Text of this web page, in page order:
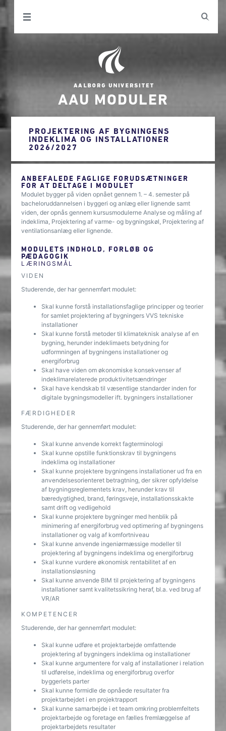
AAU MODULER
PROJEKTERING AF BYGNINGENS
INDEKLIMA OG INSTALLATIONER
2026/2027
ANBEFALEDE FAGLIGE FORUDSÆTNINGER
FOR AT DELTAGE I MODULET
Modulet bygger på viden opnået gennem 1. – 4. semester på
bacheloruddannelsen i byggeri og anlæg eller lignende samt
viden, der opnås gennem kursusmodulerne Analyse og måling af
indeklima, Projektering af varme- og bygningskøl, Projektering af
ventilationsanlæg eller lignende.
MODULETS INDHOLD, FORLØB OG
PÆDAGOGIK
LÆRINGSMÅL
VIDEN
Studerende, der har gennemført modulet:
Skal kunne forstå installationsfaglige principper og teorier
for samlet projektering af bygningers VVS tekniske
installationer
Skal kunne forstå metoder til klimateknisk analyse af en
bygning, herunder indeklimaets betydning for
udformningen af bygningens installationer og
energiforbrug
Skal have viden om økonomiske konsekvenser af
indeklimarelaterede produktivitetsændringer
Skal have kendskab til væsentlige standarder inden for
digitale bygningsmodeller ift. bygningers installationer
FÆRDIGHEDER
Studerende, der har gennemført modulet:
Skal kunne anvende korrekt fagterminologi
Skal kunne opstille funktionskrav til bygningens
indeklima og installationer
Skal kunne projektere bygningens installationer ud fra en
anvendelsesorienteret betragtning, der sikrer opfyldelse
af bygningsreglementets krav, herunder krav til
bæredygtighed, brand, føringsveje, installationsskakte
samt drift og vedligehold
Skal kunne projektere bygninger med henblik på
minimering af energiforbrug ved optimering af bygningens
installationer og valg af komfortniveau
Skal kunne anvende ingeniørmæssige modeller til
projektering af bygningens indeklima og energiforbrug
Skal kunne vurdere økonomisk rentabilitet af en
installationsløsning
Skal kunne anvende BIM til projektering af bygningens
installationer samt kvalitetssikring heraf, bl.a. ved brug af
VR/AR
KOMPETENCER
Studerende, der har gennemført modulet:
Skal kunne udføre et projektarbejde omfattende
projektering af bygningers indeklima og installationer
Skal kunne argumentere for valg af installationer i relation
til udførelse, indeklima og energiforbrug overfor
byggeriets parter
Skal kunne formidle de opnåede resultater fra
projektarbejdet i en projektrapport
Skal kunne samarbejde i et team omkring problemfeltets
projektarbejde og foretage en fælles fremlæggelse af
projektarbejdets resultater